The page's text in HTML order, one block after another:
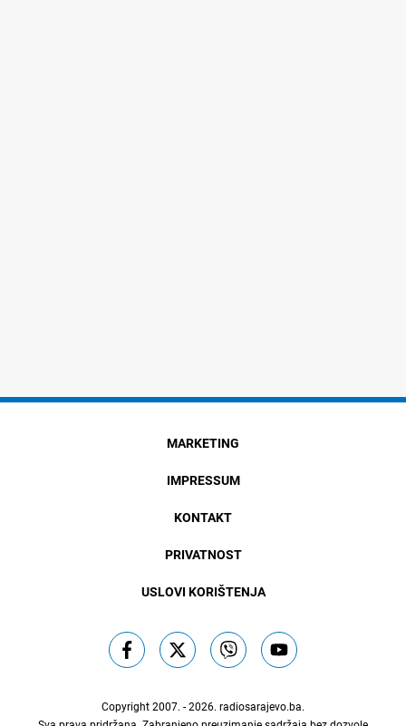
MARKETING
IMPRESSUM
KONTAKT
PRIVATNOST
USLOVI KORIŠTENJA
Copyright 2007. - 2026. radiosarajevo.ba.